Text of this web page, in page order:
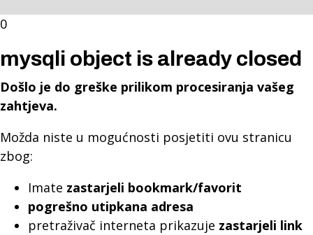
0
mysqli object is already closed
Došlo je do greške prilikom procesiranja vašeg
zahtjeva.
Možda niste u mogućnosti posjetiti ovu stranicu
zbog:
Imate zastarjeli bookmark/favorit
pogrešno utipkana adresa
pretraživač interneta prikazuje zastarjeli link